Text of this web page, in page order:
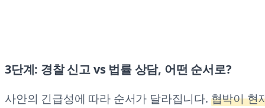
3단계: 경찰 신고 vs 법률 상담, 어떤 순서로?
사안의 긴급성에 따라 순서가 달라집니다. 협박이 현